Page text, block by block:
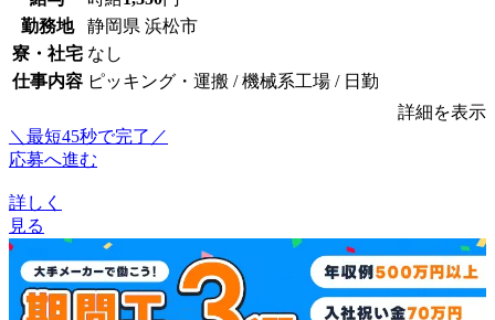
勤務地
静岡県 浜松市
寮・社宅 なし
仕事内容 ピッキング・運搬 / 機械系工場 / 日勤
詳細を表示
＼最短45秒で完了／
応募へ進む
詳しく
見る